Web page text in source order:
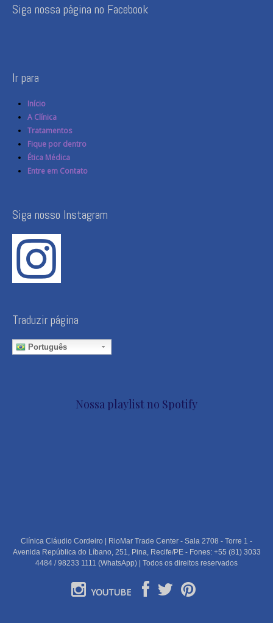
Siga nossa página no Facebook
Ir para
Início
A Clínica
Tratamentos
Fique por dentro
Ética Médica
Entre em Contato
Siga nosso Instagram
Traduzir página
Português
Nossa playlist no Spotify
Clínica Cláudio Cordeiro | RioMar Trade Center - Sala 2708 - Torre 1 -
Avenida República do Líbano, 251, Pina, Recife/PE - Fones: +55 (81) 3033
4484 / 98233 1111 (WhatsApp) | Todos os direitos reservados
YOUTUBE